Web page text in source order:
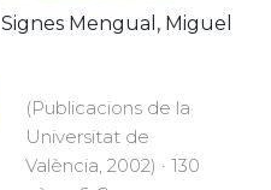
Signes Mengual, Miguel
(Publicacions de la
Universitat de
València, 2002) · 130